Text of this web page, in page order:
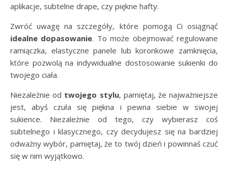
aplikacje, subtelne drape, czy piękne hafty.
Zwróć uwagę na szczegóły, które pomogą Ci osiągnąć
idealne dopasowanie. To może obejmować regulowane
ramiączka, elastyczne panele lub koronkowe zamknięcia,
które pozwolą na indywidualne dostosowanie sukienki do
twojego ciała.
Niezależnie od twojego stylu, pamiętaj, że najważniejsze
jest, abyś czuła się piękna i pewna siebie w swojej
sukience. Niezależnie od tego, czy wybierasz coś
subtelnego i klasycznego, czy decydujesz się na bardziej
odważny wybór, pamiętaj, że to twój dzień i powinnaś czuć
się w nim wyjątkowo.